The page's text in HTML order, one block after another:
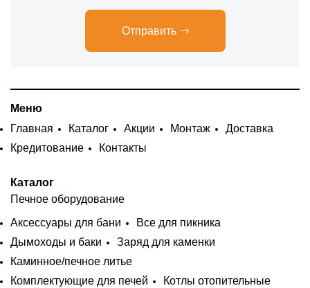
Отправить
Меню
Главная
Каталог Акции Монтаж
Доставка
Кредитование
Контакты
Каталог
Печное оборудование
Аксессуары для бани
Все для пикника
Дымоходы и баки
Заряд для каменки
Каминное/печное литье
Комплектующие для печей
Котлы отопительные